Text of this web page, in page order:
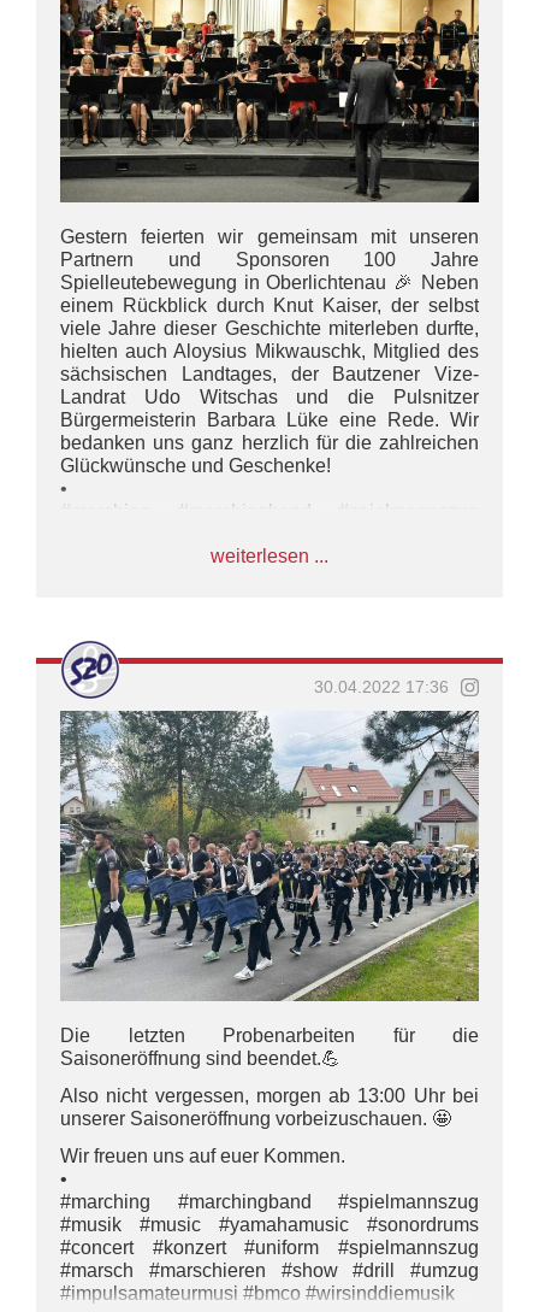
Gestern feierten wir gemeinsam mit unseren
Partnern und Sponsoren 100 Jahre
Spielleutebewegung in Oberlichtenau 🎉 Neben
einem Rückblick durch Knut Kaiser, der selbst
viele Jahre dieser Geschichte miterleben durfte,
hielten auch Aloysius Mikwauschk, Mitglied des
sächsischen Landtages, der Bautzener Vize-
Landrat Udo Witschas und die Pulsnitzer
Bürgermeisterin Barbara Lüke eine Rede. Wir
bedanken uns ganz herzlich für die zahlreichen
Glückwünsche und Geschenke!
•
#marching #marchingband #spielmannszug
#concert #konzert #uniform #spielmannszug
weiterlesen ...
30.04.2022 17:36
Die letzten Probenarbeiten für die
Saisoneröffnung sind beendet.💪
Also nicht vergessen, morgen ab 13:00 Uhr bei
unserer Saisoneröffnung vorbeizuschauen. 🤩
Wir freuen uns auf euer Kommen.
•
#marching #marchingband #spielmannszug
#musik #music #yamahamusic #sonordrums
#concert #konzert #uniform #spielmannszug
#marsch #marschieren #show #drill #umzug
#impulsamateurmusi #bmco #wirsinddiemusik